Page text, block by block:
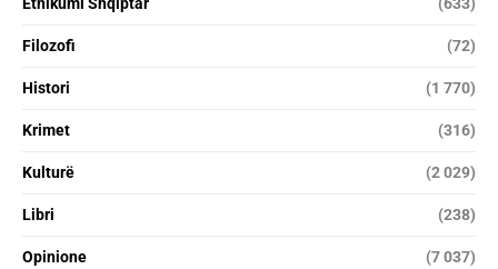
Filozofi (72)
Histori (1 770)
Krimet (316)
Kulturë (2 029)
Libri (238)
Opinione (7 037)